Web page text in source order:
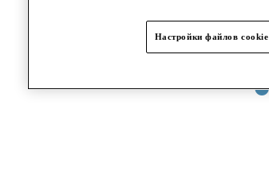
Настройки файлов cookie